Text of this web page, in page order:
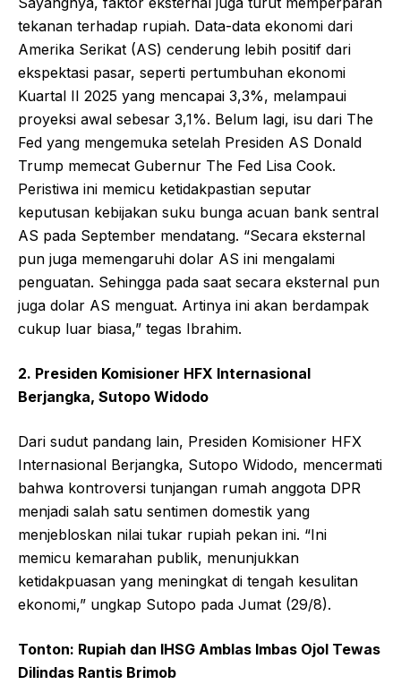
tekanan terhadap rupiah. Data-data ekonomi dari
Amerika Serikat (AS) cenderung lebih positif dari
ekspektasi pasar, seperti pertumbuhan ekonomi
Kuartal II 2025 yang mencapai 3,3%, melampaui
proyeksi awal sebesar 3,1%. Belum lagi, isu dari The
Fed yang mengemuka setelah Presiden AS Donald
Trump memecat Gubernur The Fed Lisa Cook.
Peristiwa ini memicu ketidakpastian seputar
keputusan kebijakan suku bunga acuan bank sentral
AS pada September mendatang. “Secara eksternal
pun juga memengaruhi dolar AS ini mengalami
penguatan. Sehingga pada saat secara eksternal pun
juga dolar AS menguat. Artinya ini akan berdampak
cukup luar biasa,” tegas Ibrahim.
2. Presiden Komisioner HFX Internasional
Berjangka, Sutopo Widodo
Dari sudut pandang lain, Presiden Komisioner HFX
Internasional Berjangka, Sutopo Widodo, mencermati
bahwa kontroversi tunjangan rumah anggota DPR
menjadi salah satu sentimen domestik yang
menjebloskan nilai tukar rupiah pekan ini. “Ini
memicu kemarahan publik, menunjukkan
ketidakpuasan yang meningkat di tengah kesulitan
ekonomi,” ungkap Sutopo pada Jumat (29/8).
Tonton: Rupiah dan IHSG Amblas Imbas Ojol Tewas
Dilindas Rantis Brimob